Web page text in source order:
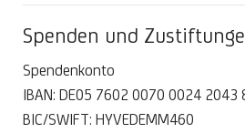
Spenden und
Spendenkonto
IBAN: DE05 7602 0070 0024 2043
BIC/SWIFT: HYVEDEMM460